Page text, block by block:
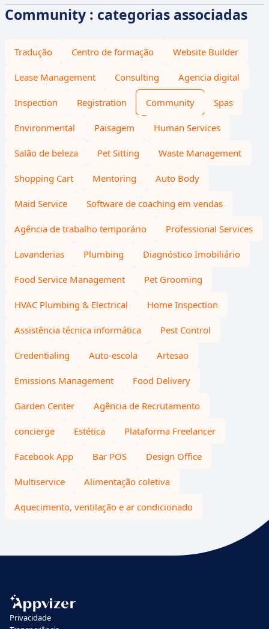
Community : categorias associadas
Tradução Centro de formação Website Builder
Lease Management Consulting Agencia digital
Inspection Registration Community Spas
Environmental Paisagem Human Services
Salão de beleza Pet Sitting Waste Management
Shopping Cart Mentoring Auto Body
Maid Service Software de coaching em vendas
Agência de trabalho temporário Professional Services
Lavanderias Plumbing Diagnóstico Imobiliário
Food Service Management Pet Grooming
HVAC Plumbing & Electrical Home Inspection
Assistência técnica informática Pest Control
Credentialing Auto-escola Artesao
Emissions Management Food Delivery
Garden Center Agência de Recrutamento
concierge Estética Plataforma Freelancer
Facebook App Bar POS Design Office
Multiservice Alimentação coletiva
Aquecimento, ventilação e ar condicionado
Privacidade